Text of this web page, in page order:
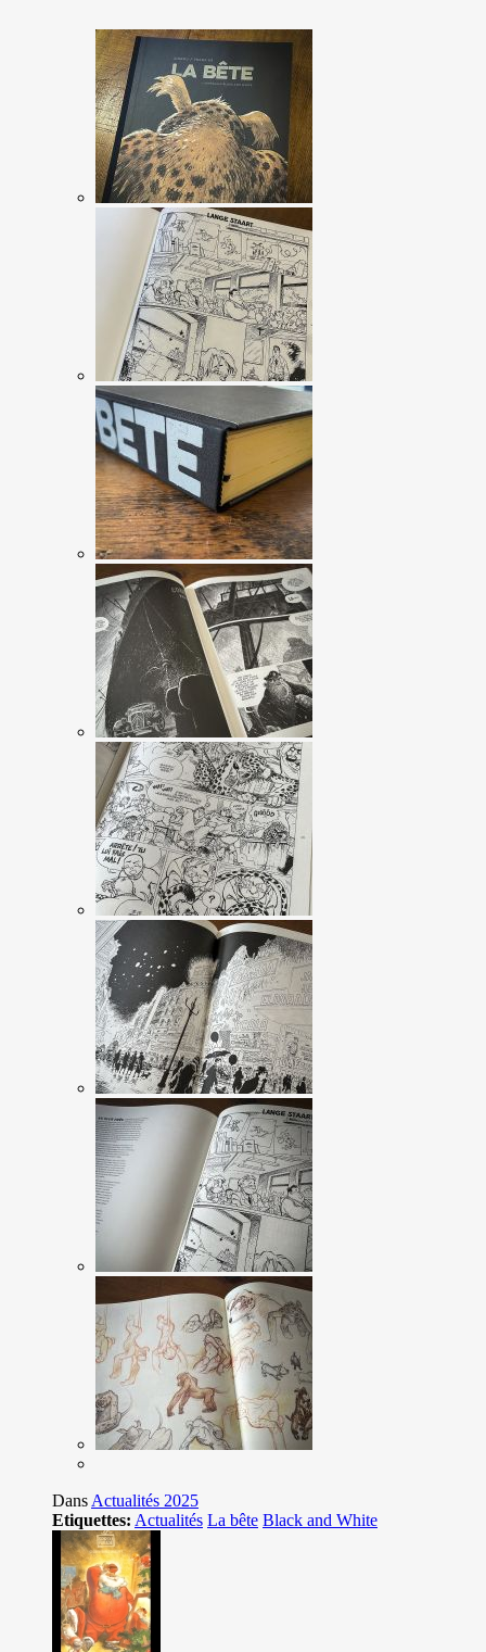
Dans Actualités 2025
Etiquettes: Actualités La bête Black and White